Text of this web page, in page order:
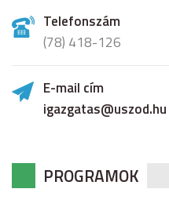
Telefonszám
(78) 418-126
E-mail cím
igazgatas@uszod.hu
PROGRAMOK